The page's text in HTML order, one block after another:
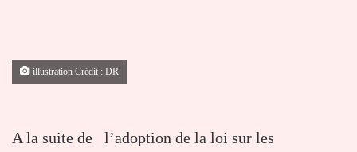
illustration Crédit : DR
A la suite de l’adoption de la loi sur les